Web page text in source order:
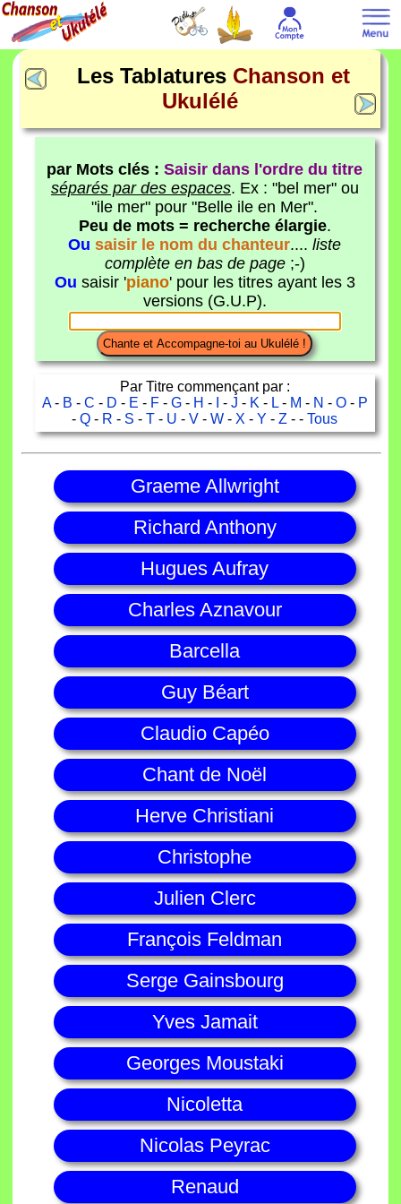
Les Tablatures Chanson et
Ukulélé
par Mots clés :Saisir dans l'ordre du titre
séparés par des espaces. Ex : "bel mer" ou
"ile mer" pour "Belle ile en Mer".
Peu de mots = recherche élargie.
Ou saisir le nom du chanteur....liste
complète en bas de page;-)
Ou saisir 'piano' pour les titres ayant les 3
versions (G.U.P).
Par Titre commençant par :
A- B - C - D - E - F- G- H - - J - K - L- M - N - O- P
-Q - R - S -T - U -V -W - X -Y -Z - -Tous
Graeme Allwright
Richard Anthony
Hugues Aufray
Charles Aznavour
Barcella
Guy Béart
Claudio Capéo
Chant de Noël
Herve Christiani
Christophe
Julien Clerc
François Feldman
Serge Gainsbourg
Yves Jamait
Georges Moustaki
Nicoletta
Nicolas Peyrac
Renaud